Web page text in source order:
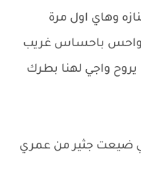
وهاي اول مرة
واحس باحساس غريب
يروح واجي لهنا بطرك
ضيعت جثير من عمري